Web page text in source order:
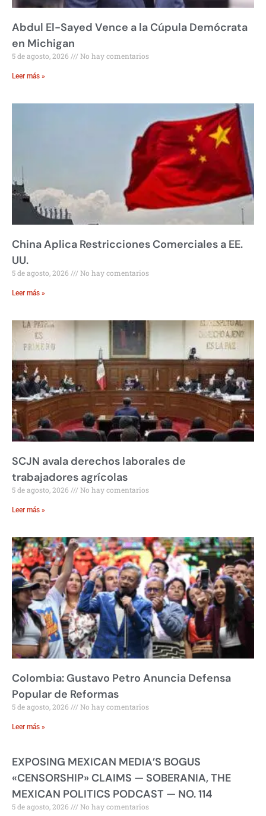
Abdul El-Sayed Vence a la Cúpula Demócrata
en Michigan
5 de agosto, 2026 No hay comentarios
Leer más »
China Aplica Restricciones Comerciales a EE.
UU.
5 de agosto, 2026 No hay comentarios
Leer más »
SCJN avala derechos laborales de
trabajadores agrícolas
5 de agosto, 2026 No hay comentarios
Leer más »
Colombia: Gustavo Petro Anuncia Defensa
Popular de Reformas
5 de agosto, 2026 No hay comentarios
Leer más »
EXPOSING MEXICAN MEDIA’S BOGUS
«CENSORSHIP» CLAIMS — SOBERANIA, THE
MEXICAN POLITICS PODCAST — NO. 114
5 de agosto, 2026 No hay comentarios